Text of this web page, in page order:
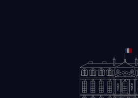
Messieurs, je ne doute pas que
l'unité profonde de la Nation dans
ainsi qu'à leurs familles qui